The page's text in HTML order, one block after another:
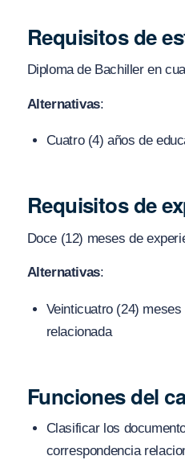
Requisitos de
Diploma de Bachiller en
Alternativas:
Cuatro (4) años de
Requisitos de
Doce (12) meses de
Alternativas:
Veinticuatro (24)
relacionada
Funciones del
Clasificar los
correspondencia